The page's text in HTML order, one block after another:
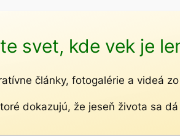
svet, kde vek je
články, fotogalérie a videá
dokazujú, že jeseň života sa